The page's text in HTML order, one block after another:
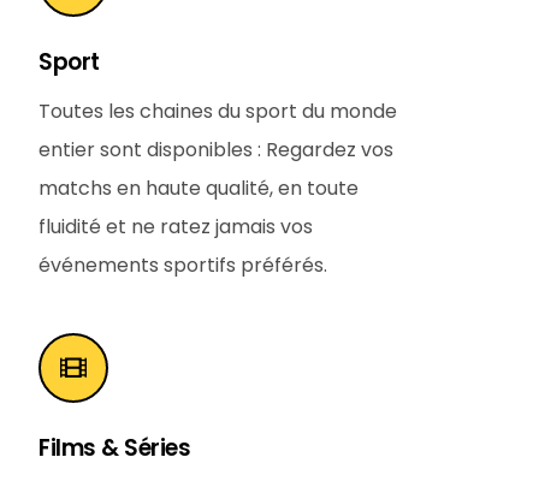
Sport
Toutes les chaines du sport du monde
entier sont disponibles : Regardez vos
matchs en haute qualité, en toute
fluidité et ne ratez jamais vos
événements sportifs préférés.
Films & Séries